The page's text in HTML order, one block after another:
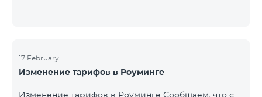
17 February
Изменение тарифов в Роуминге
Изменение тарифов в Роуминге Сообщаем, что с